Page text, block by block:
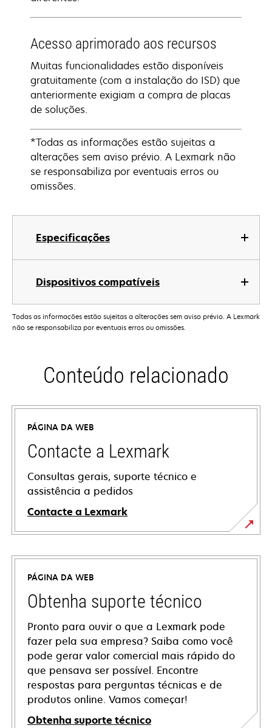
Especificações
Dispositivos compatíveis
Acesso aprimorado aos recursos
Muitas funcionalidades estão disponíveis
gratuitamente (com a instalação do ISD) que
anteriormente exigiam a compra de placas
de soluções.
*Todas as informações estão sujeitas a
alterações sem aviso prévio. A Lexmark não
se responsabiliza por eventuais erros ou
omissões.
Todas as informações estão sujeitas a alterações sem aviso prévio. A Lexmark
não se responsabiliza por eventuais erros ou omissões.
Conteúdo relacionado
PÁGINA DA WEB
Contacte a Lexmark
Consultas gerais, suporte técnico e
assistência a pedidos
Contacte a Lexmark
PÁGINA DA WEB
Obtenha suporte técnico
Pronto para ouvir o que a Lexmark pode
fazer pela sua empresa? Saiba como você
pode gerar valor comercial mais rápido do
que pensava ser possível. Encontre
respostas para perguntas técnicas e de
produtos online. Vamos começar!
Obtenha suporte técnico